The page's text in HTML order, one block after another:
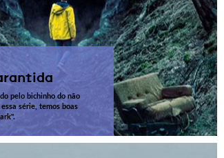
pelo bichinho do não
série, temos boas